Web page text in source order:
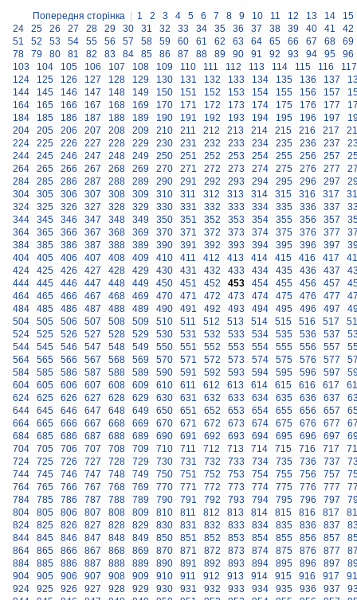
Попередня сторінка 1 2 3 4 5 6 7 8 9 10 11 12 13 14
15
24
25 26 27 28 29 30 31 32 33 34 35 36 37 38 39 40 41
42
51
52 53 54 55 56 57 58 59 60 61 62 63 64 65 66 67 68
69
78
79 80 81 82 83 84 85 86 87 88 89 90 91 92 93 94 95
96
103
104 105 106 107 108 109 110 111 112 113 114 115 116
117
124
125 126 127 128 129 130 131 132 133 134 135 136 137
144
145 146 147 148 149 150 151 152 153 154 155 156 157
164
165 166 167 168 169 170 171 172 173 174 175 176 177
184
185 186 187 188 189 190 191 192 193 194 195 196 197
204
205 206 207 208 209 210 211 212 213 214 215 216 217
224
225 226 227 228 229 230 231 232 233 234 235 236 237
244
245 246 247 248 249 250 251 252 253 254 255 256 257
264
265 266 267 268 269 270 271 272 273 274 275 276 277
284
285 286 287 288 289 290 291 292 293 294 295 296 297
304
305 306 307 308 309 310 311 312 313 314 315 316 317
324
325 326 327 328 329 330 331 332 333 334 335 336 337
344
345 346 347 348 349 350 351 352 353 354 355 356 357
364
365 366 367 368 369 370 371 372 373 374 375 376 377
384
385 386 387 388 389 390 391 392 393 394 395 396 397
404
405 406 407 408 409 410 411 412 413 414 415 416 417
424
425 426 427 428 429 430 431 432 433 434 435 436 437
444
445 446 447 448 449 450 451 452 453 454 455 456 457
464
465 466 467 468 469 470 471 472 473 474 475 476 477
484
485 486 487 488 489 490 491 492 493 494 495 496 497
504
505 506 507 508 509 510 511 512 513 514 515 516 517
524
525 526 527 528 529 530 531 532 533 534 535 536 537
544
545 546 547 548 549 550 551 552 553 554 555 556 557
564
565 566 567 568 569 570 571 572 573 574 575 576 577
584
585 586 587 588 589 590 591 592 593 594 595 596 597
604
605 606 607 608 609 610 611 612 613 614 615 616 617
624
625 626 627 628 629 630 631 632 633 634 635 636 637
644
645 646 647 648 649 650 651 652 653 654 655 656 657
664
665 666 667 668 669 670 671 672 673 674 675 676 677
684
685 686 687 688 689 690 691 692 693 694 695 696 697
704
705 706 707 708 709 710 711 712 713 714 715 716 717
724
725 726 727 728 729 730 731 732 733 734 735 736 737
744
745 746 747 748 749 750 751 752 753 754 755 756 757
764
765 766 767 768 769 770 771 772 773 774 775 776 777
784
785 786 787 788 789 790 791 792 793 794 795 796 797
804
805 806 807 808 809 810 811 812 813 814 815 816 817
824
825 826 827 828 829 830 831 832 833 834 835 836 837
844
845 846 847 848 849 850 851 852 853 854 855 856 857
864
865 866 867 868 869 870 871 872 873 874 875 876 877
884
885 886 887 888 889 890 891 892 893 894 895 896 897
904
905 906 907 908 909 910 911 912 913 914 915 916 917
924
925 926 927 928 929 930 931 932 933 934 935 936 937